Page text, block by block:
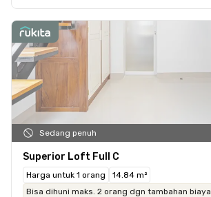
Sedang penuh
Superior Loft Full C
Harga untuk 1 orang
14.84 m²
Bisa dihuni maks. 2 orang dgn tambahan biaya